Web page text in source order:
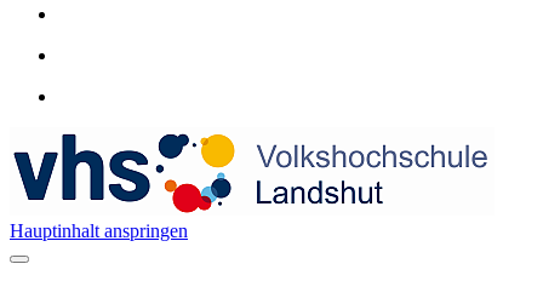
Hauptinhalt anspringen